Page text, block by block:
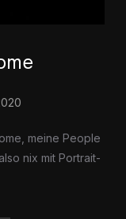
meine People
nix mit Portrait-